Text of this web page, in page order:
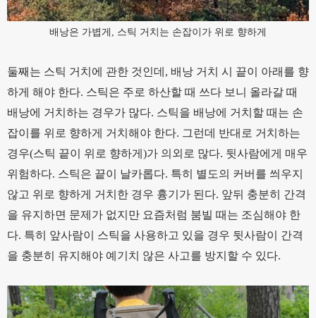
배낭은 가볍게, 스틱 거치는 손잡이가 위로 향하게
둘째는 스틱 거치에 관한 것인데, 배낭 거치 시 끝이 아래를 향
하게 해야 한다. 스틱은 주로 하산할 때 쓰다 보니 올라갈 때
배낭에 거치하는 경우가 많다. 스틱을 배낭에 거치할 때는 손
잡이를 위로 향하게 거치해야 한다. 그런데 반대로 거치하는
경우(스틱 끝이 위로 향하게)가 의외로 많다. 뒷사람에게 매우
위험하다. 스틱은 끝이 날카롭다. 특히 별도의 커버를 씌우지
않고 위로 향하게 거치한 경우 흉기가 된다. 앞뒤 충분히 간격
을 유지하면 문제가 없지만 요즘처럼 붐빌 때는 조심해야 한
다. 특히 앞사람이 스틱을 사용하고 있을 경우 뒷사람이 간격
을 충분히 유지해야 예기치 않은 사고를 방지할 수 있다.